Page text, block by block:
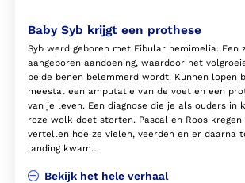
Baby Syb krijgt een prothese
Syb werd geboren met Fibular hemimelia. Een
aangeboren aandoening, waardoor het
beide benen belemmerd wordt. Kunnen lopen
meestal een amputatie van de voet en een
van je leven. Een diagnose die je als ouders in
roze wolk doet storten. Pascal en Roos kregen
vertellen hoe ze vielen, veerden en er daarna
landing kwam…
Bekijk het hele verhaal